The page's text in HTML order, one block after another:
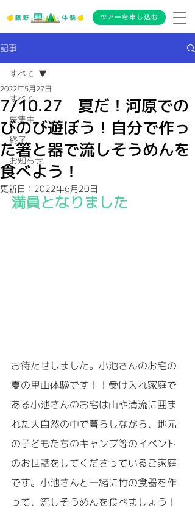
ツアーを申し込む
記事
すべて
募集中
終了
お知らせ
すべて
7/10.27 夏だ！河原での
びのび遊ぼう！自分で作っ
た箸と器で流しそうめんを
食べよう！
2022年5月27日
更新日： 2022年6月20日
満員となりました
お待たせしました。小池さんのお宅の
夏の里山体験です！！受け入れ家庭で
ある小池さんのお宅は山や清流に囲ま
れた大自然の中で暮らしながら、地元
の子どもたちのキャンプ等のイベント
のお世話をしてくださっているご家庭
です。小池さんと一緒に竹の食器を作
って、流しそうめんを食べましょう！